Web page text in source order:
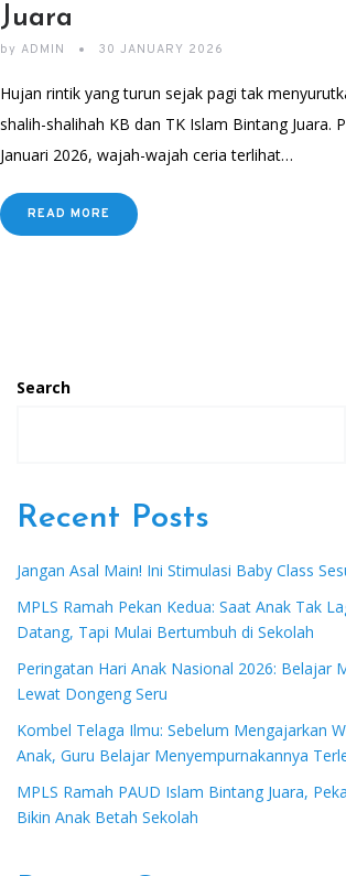
Juara
by ADMIN 30 JANUARY 2026
Hujan rintik yang turun sejak pagi tak
shalih-shalihah KB dan TK Islam Bintang Juara.
Januari 2026, wajah-wajah ceria terlihat…
READ MORE
Search
Recent Posts
Jangan Asal Main! Ini Stimulasi Baby Class
MPLS Ramah Pekan Kedua: Saat Anak Tak
Datang, Tapi Mulai Bertumbuh di Sekolah
Peringatan Hari Anak Nasional 2026: Belajar
Lewat Dongeng Seru
Kombel Telaga Ilmu: Sebelum Mengajarkan
Anak, Guru Belajar Menyempurnakannya
MPLS Ramah PAUD Islam Bintang Juara,
Bikin Anak Betah Sekolah